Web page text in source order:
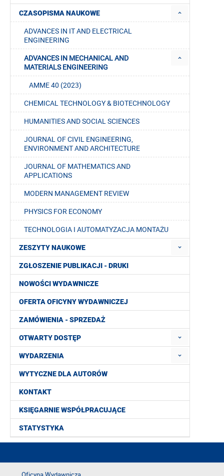
CZASOPISMA NAUKOWE
ADVANCES IN IT AND ELECTRICAL
ENGINEERING
ADVANCES IN MECHANICAL AND
MATERIALS ENGINEERING
AMME 40 (2023)
CHEMICAL TECHNOLOGY & BIOTECHNOLOGY
HUMANITIES AND SOCIAL SCIENCES
JOURNAL OF CIVIL ENGINEERING,
ENVIRONMENT AND ARCHITECTURE
JOURNAL OF MATHEMATICS AND
APPLICATIONS
MODERN MANAGEMENT REVIEW
PHYSICS FOR ECONOMY
TECHNOLOGIA I AUTOMATYZACJA MONTAŻU
ZESZYTY NAUKOWE
ZGŁOSZENIE PUBLIKACJI - DRUKI
NOWOŚCI WYDAWNICZE
OFERTA OFICYNY WYDAWNICZEJ
ZAMÓWIENIA - SPRZEDAŻ
OTWARTY DOSTĘP
WYDARZENIA
WYTYCZNE DLA AUTORÓW
KONTAKT
KSIĘGARNIE WSPÓŁPRACUJĄCE
STATYSTYKA